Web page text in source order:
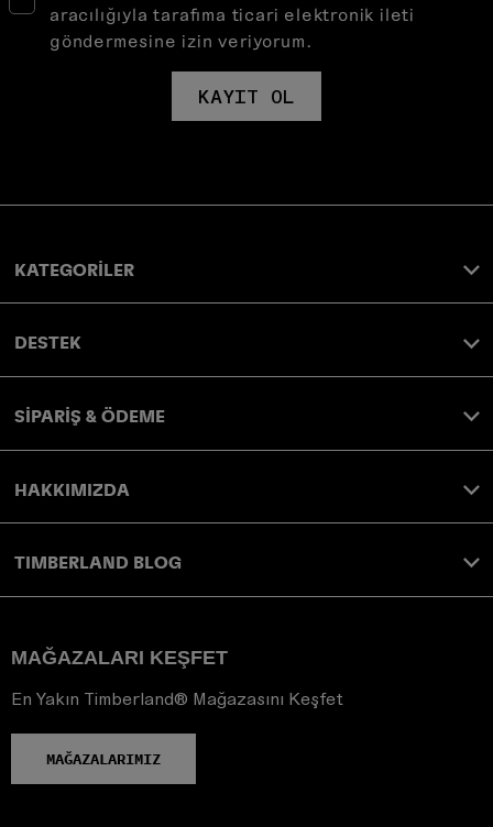
aracılığıyla tarafıma ticari elektronik ileti
göndermesine izin veriyorum.
KAYIT OL
KATEGORİLER
DESTEK
SİPARİŞ & ÖDEME
HAKKIMIZDA
TIMBERLAND BLOG
MAĞAZALARI KEŞFET
En Yakın Timberland® Mağazasını Keşfet
MAĞAZALARIMIZ